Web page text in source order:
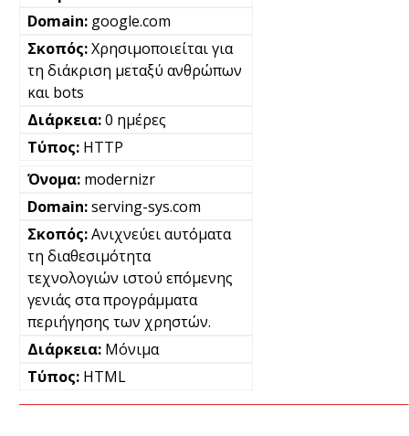
google.com
Χρησιμοποιείται για
τη διάκριση μεταξύ ανθρώπων
και bots
0 ημέρες
HTTP
modernizr
serving-sys.com
Ανιχνεύει αυτόματα
τη διαθεσιμότητα
τεχνολογιών ιστού επόμενης
γενιάς στα προγράμματα
περιήγησης των χρηστών.
Μόνιμα
HTML